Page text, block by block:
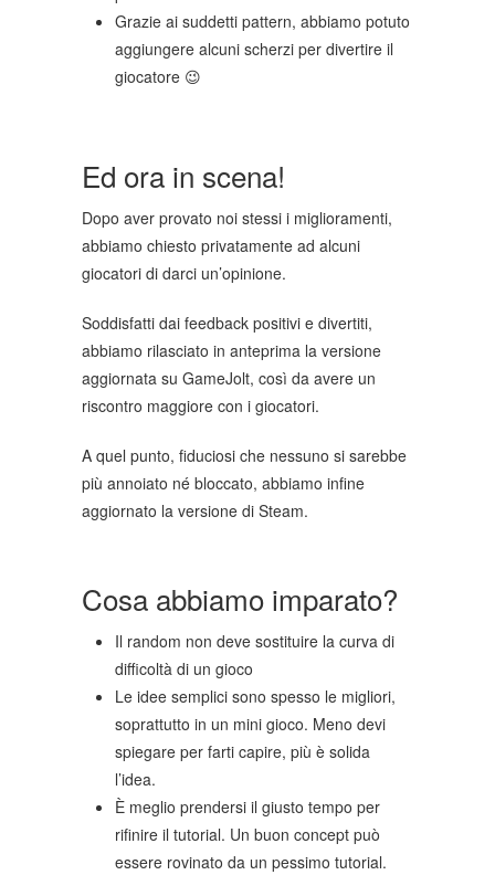
Grazie ai suddetti pattern, abbiamo potuto
aggiungere alcuni scherzi per divertire il
giocatore 😉
Ed ora in scena!
Dopo aver provato noi stessi i miglioramenti,
abbiamo chiesto privatamente ad alcuni
giocatori di darci un’opinione.
Soddisfatti dai feedback positivi e divertiti,
abbiamo rilasciato in anteprima la versione
aggiornata su GameJolt, così da avere un
riscontro maggiore con i giocatori.
A quel punto, fiduciosi che nessuno si sarebbe
più annoiato né bloccato, abbiamo infine
aggiornato la versione di Steam.
Cosa abbiamo imparato?
Il random non deve sostituire la curva di
difficoltà di un gioco
Le idee semplici sono spesso le migliori,
soprattutto in un mini gioco. Meno devi
spiegare per farti capire, più è solida
l’idea.
È meglio prendersi il giusto tempo per
rifinire il tutorial. Un buon concept può
essere rovinato da un pessimo tutorial.